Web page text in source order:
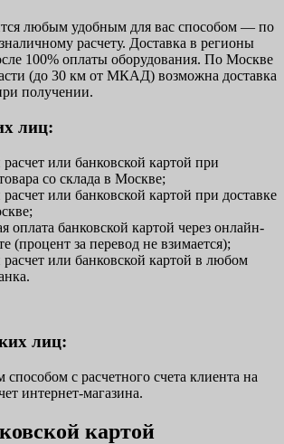
любым удобным для вас способом — по
расчету. Доставка в регионы
100% оплаты оборудования. По Москве
(до 30 км от МКАД) возможна доставка
получении.
лиц:
или банковской картой при
со склада в Москве;
или банковской картой при доставке
оплата банковской картой через онлайн-
(процент за перевод не взимается);
или банковской картой в любом
лиц:
с расчетного счета клиента на
интернет-магазина.
картой